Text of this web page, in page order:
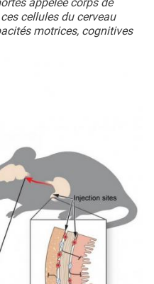
cellules du cerveau
motrices, cognitives